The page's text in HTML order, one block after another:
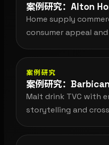
案例研究：Alton
Home supply
consumer appeal
案例研究
案例研究：
Malt drink TVC with
storytelling and